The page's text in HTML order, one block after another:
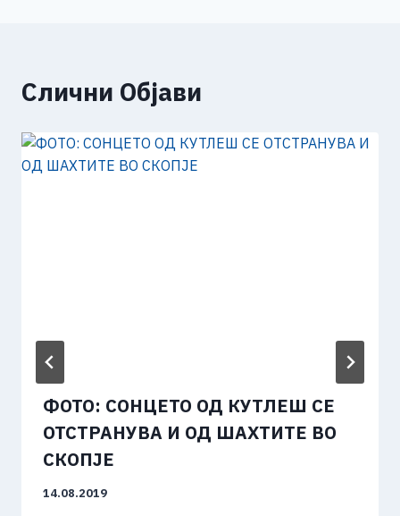
Слични Објави
ФОТО: СОНЦЕТО ОД КУТЛЕШ СЕ
ОТСТРАНУВА И ОД ШАХТИТЕ ВО
СКОПЈЕ
14.08.2019